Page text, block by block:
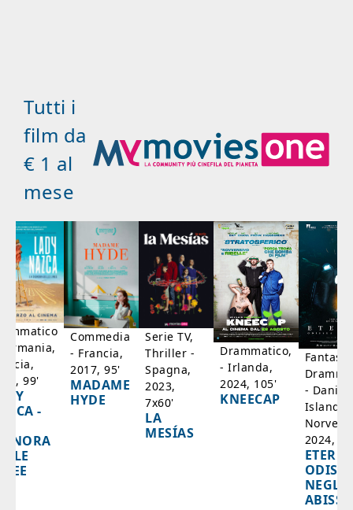
Tutti i
film da
€ 1 al
mese
99'
-
Commedia
- Francia,
2017, 95'
MADAME
HYDE
Serie TV,
Thriller -
Spagna,
2023,
7x60'
LA
MESÍAS
Drammatico,
- Irlanda,
2024, 105'
KNEECAP
-
Islanda,
2024,
NEGLI
ABISSI